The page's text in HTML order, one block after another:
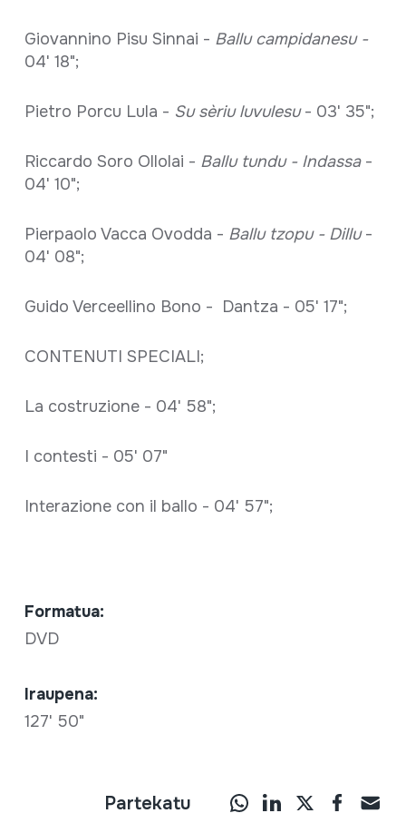
Giovannino Pisu Sinnai - Ballu campidanesu -
04' 18";
Pietro Porcu Lula - Su sèriu luvulesu- 03' 35";
Riccardo Soro Ollolai - Ballu tundu - Indassa-
04' 10";
Pierpaolo Vacca Ovodda - Ballu tzopu - Dillu-
04' 08";
Guido Verceellino Bono - Dantza - 05' 17";
CONTENUTI SPECIALI;
La costruzione - 04' 58";
I contesti - 05' 07"
Interazione con il ballo - 04' 57";
Formatua:
DVD
Iraupena:
127' 50"
Partekatu